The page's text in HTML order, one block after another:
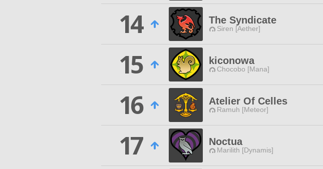
14
The Syndicate
Siren [Aether]
15
kiconowa
Chocobo [Mana]
16
Atelier Of Celles
Ramuh [Meteor]
17
Noctua
Marilith [Dynamis]